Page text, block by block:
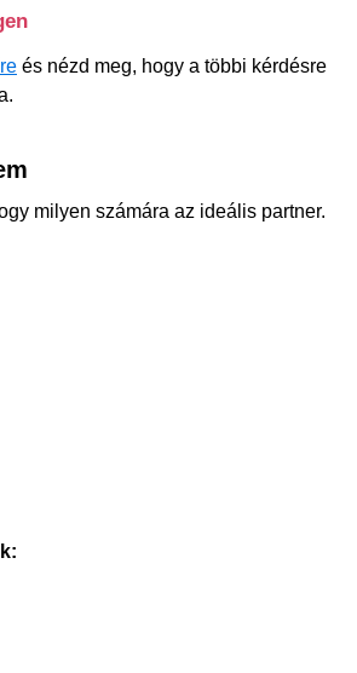
és nézd meg, hogy a többi kérdésre
milyen számára az ideális partner.